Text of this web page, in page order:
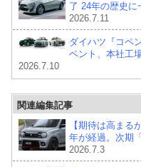
了 24年の歴史に
2026.7.11
ダイハツ『コペ
ベント、本社工
2026.7.10
関連編集記事
【期待は高まる
年が経過。次期
2026.7.3